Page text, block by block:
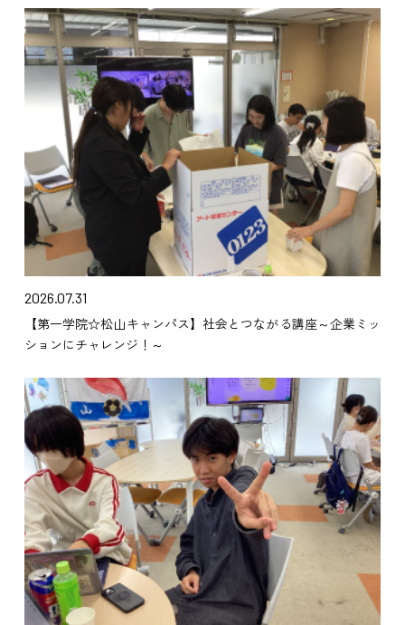
2026.07.31
【第一学院☆松山キャンパス】社会とつながる講座～企業ミッ
ションにチャレンジ！～